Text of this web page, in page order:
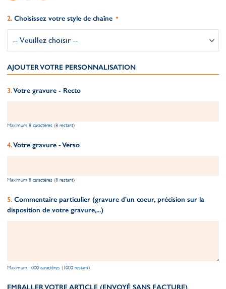
Choisissez votre style de chaîne
AJOUTER VOTRE PERSONNALISATION
Votre gravure - Recto
Maximum 8 caractères (8 restant)
Votre gravure - Verso
Maximum 8 caractères (8 restant)
Commentaire particulier (gravure d'un coeur, précision sur la
disposition de votre gravure,...)
Maximum 1000 caractères (1000 restant)
EMBALLER VOTRE ARTICLE (ENVOYÉ SANS FACTURE)